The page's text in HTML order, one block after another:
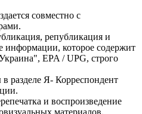
совместно с
републикация и
информации, которое содержит
EPA / UPG, строго
разделе Я- Корреспондент
и воспроизведение